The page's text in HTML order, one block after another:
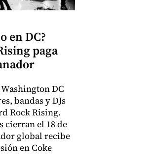
en DC?
paga
DC
bandas y DJs
Rock Rising.
cierran el 18 de
global recibe
en Coke